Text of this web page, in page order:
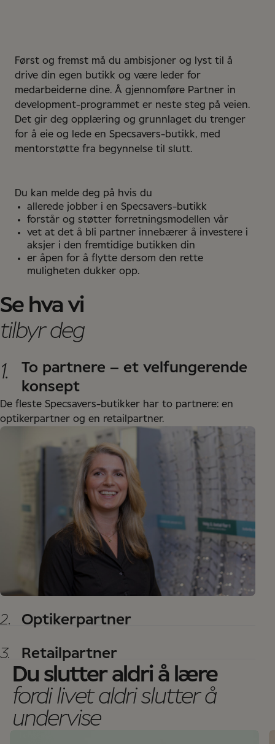
Først og fremst må du ambisjoner og lyst til å
drive din egen butikk og være leder for
medarbeiderne dine. Å gjennomføre Partner in
development-programmet er neste steg på veien.
Det gir deg opplæring og grunnlaget du trenger
for å eie og lede en Specsavers-butikk, med
mentorstøtte fra begynnelse til slutt.
Du kan melde deg på hvis du
allerede jobber i en Specsavers-butikk
forstår og støtter forretningsmodellen vår
vet at det å bli partner innebærer å investere i
aksjer i den fremtidige butikken din
er åpen for å flytte dersom den rette
muligheten dukker opp.
Se hva vi
tilbyr deg
1.
To partnere – et velfungerende
konsept
De fleste Specsavers-butikker har to partnere: en
optikerpartner og en retailpartner.
2. Optikerpartner
3. Retailpartner
Du slutter aldri å lære
fordi livet aldri slutter å
undervise